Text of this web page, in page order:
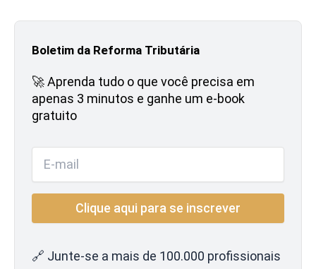
Boletim da Reforma Tributária
🚀 Aprenda tudo o que você precisa em
apenas 3 minutos e ganhe um e-book
gratuito
🔗 Junte-se a mais de 100.000 profissionais